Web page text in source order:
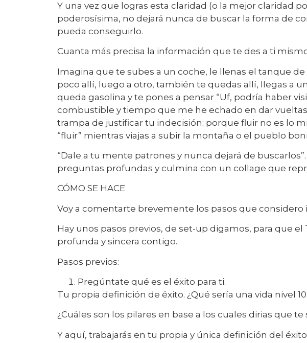
Y una vez que logras esta claridad (o la mejor claridad
poderosísima, no dejará nunca de buscar la forma de
pueda conseguirlo.
Cuanta más precisa la información que te des a ti
Imagina que te subes a un coche, le llenas el tanque
poco allí, luego a otro, también te quedas allí, llegas a
queda gasolina y te pones a pensar “Uf, podría haber
combustible y tiempo que me he echado en dar
trampa de justificar tu indecisión; porque fluir no es lo
“fluir” mientras viajas a subir la montaña o el pueblo
“Dale a tu mente patrones y nunca dejará de
preguntas profundas y culmina con un collage que
CÓMO SE HACE
Voy a comentarte brevemente los pasos que
Hay unos pasos previos, de set-up digamos, para que
profunda y sincera contigo.
Pasos previos:
Pregúntate qué es el éxito para ti.
Tu propia definición de éxito. ¿Qué sería una vida nivel
¿Cuáles son los pilares en base a los cuales dirias que te
Y aquí, trabajarás en tu propia y única definición del